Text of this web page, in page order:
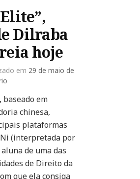
Dilraba
hoje
em 29 de maio de
em
Elite”,
novo
drama
Dilraba
Dilmurat,
estreia
hoje
baseado em
chinesa,
plataformas
Ni (interpretada por
de uma das
de Direito da
que ela consiga